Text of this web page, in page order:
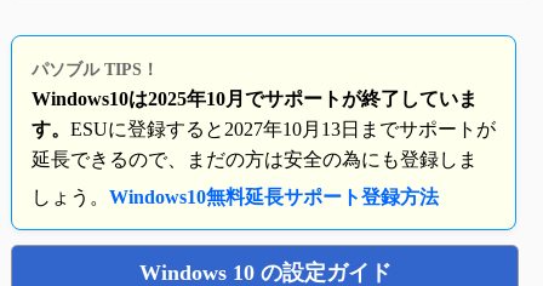
パソブル TIPS！
Windows10は2025年10月でサポートが終了していま
す。 ESUに登録すると2027年10月13日までサポートが
延長できるので、まだの方は安全の為にも登録しま
しょう。 Windows10無料延長サポート登録方法
Windows 10 の設定ガイド